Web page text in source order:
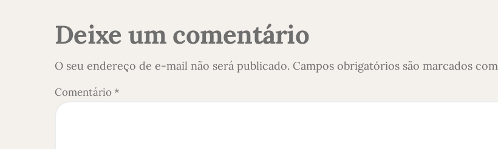
Deixe um comentário
O seu endereço de e-mail não será publicado. Campos obrigatórios são marcados com
Comentário*